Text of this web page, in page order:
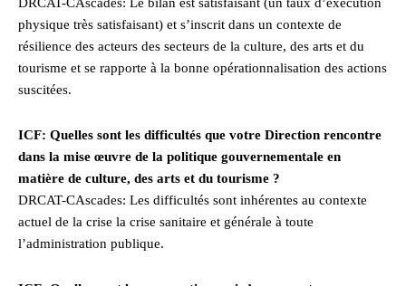
DRCAT-CAscades: Le bilan est satisfaisant (un taux d’exécution
physique très satisfaisant) et s’inscrit dans un contexte de
résilience des acteurs des secteurs de la culture, des arts et du
tourisme et se rapporte à la bonne opérationnalisation des actions
suscitées.
ICF: Quelles sont les difficultés que votre Direction rencontre
dans la mise œuvre de la politique gouvernementale en
matière de culture, des arts et du tourisme ?
DRCAT-CAscades: Les difficultés sont inhérentes au contexte
actuel de la crise la crise sanitaire et générale à toute
l’administration publique.